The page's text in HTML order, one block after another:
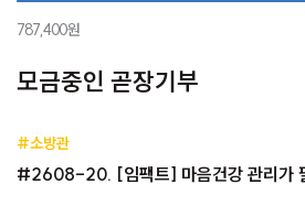
787,400원
모금중인 곧장기부
#소방관
#2608-20. [임팩트] 마음건강 관리가